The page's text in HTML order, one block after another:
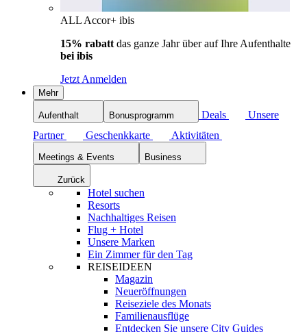
ALL Accor+ ibis
15% rabatt das ganze Jahr über auf Ihre Aufenthalte
bei ibis
Jetzt Anmelden
Mehr
Aufenthalt Bonusprogramm Deals
Unsere
Partner
Geschenkkarte Aktivitäten
Meetings & Events Business
Zurück
Hotel suchen
Resorts
Nachhaltiges Reisen
Flug + Hotel
Unsere Marken
Ein Zimmer für den Tag
REISEIDEEN
Magazin
Neueröffnungen
Reiseziele des Monats
Familienausflüge
Entdecken Sie unsere City Guides